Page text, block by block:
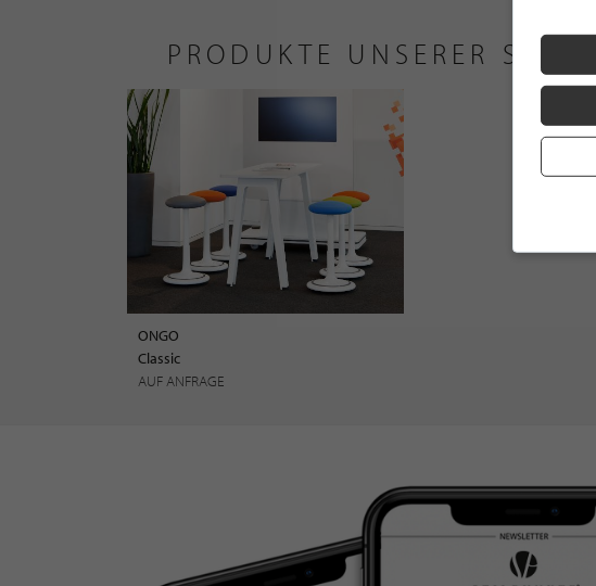
PRODUKTE UNSERER
ONGO
Classic
AUF ANFRAGE